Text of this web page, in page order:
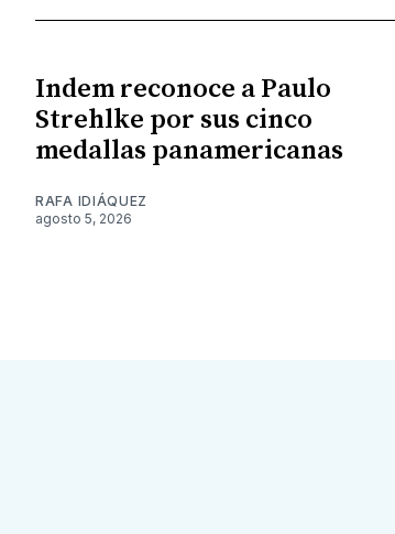
Indem reconoce a Paulo
Strehlke por sus cinco
medallas panamericanas
RAFA IDIÁQUEZ
agosto 5, 2026